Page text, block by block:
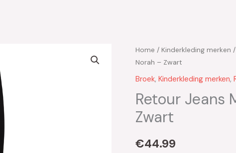
Home / Kinderkleding merken /
Norah – Zwart
Broek, Kinderkleding merken,
Retour Jeans
Zwart
€44.99